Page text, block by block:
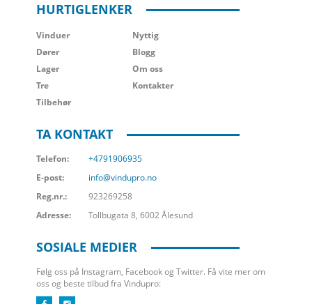
HURTIGLENKER
Vinduer
Dører
Lager
Tre
Tilbehør
Nyttig
Blogg
Om oss
Kontakter
TA KONTAKT
Telefon:
+4791906935
E-post:
info@vindupro.no
Reg.nr.:
923269258
Adresse:
Tollbugata 8, 6002 Ålesund
SOSIALE MEDIER
Følg oss på Instagram, Facebook og Twitter. Få vite mer om
oss og beste tilbud fra Vindupro: